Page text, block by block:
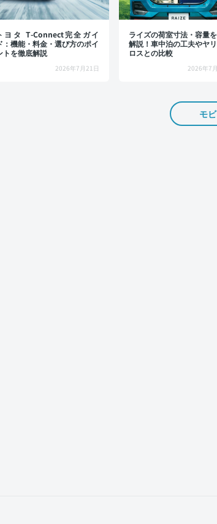
ヨタ T-Connect完全ガイ
：機能・料金・選び方のポイ
トを徹底解説
2026年7月21日
ライズの荷室寸法・容量
解説！車中泊の工夫やヤ
ロスとの比較
2026年7
モ